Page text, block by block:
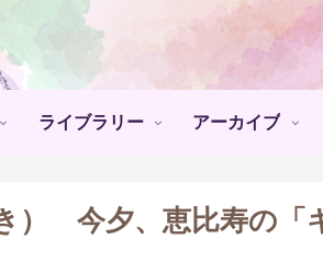
ライブラリー アーカイブ
） 今夕、恵比寿の「